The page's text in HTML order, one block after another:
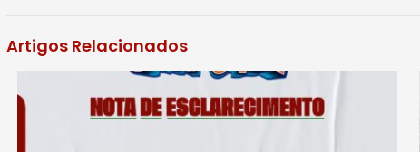
Artigos Relacionados